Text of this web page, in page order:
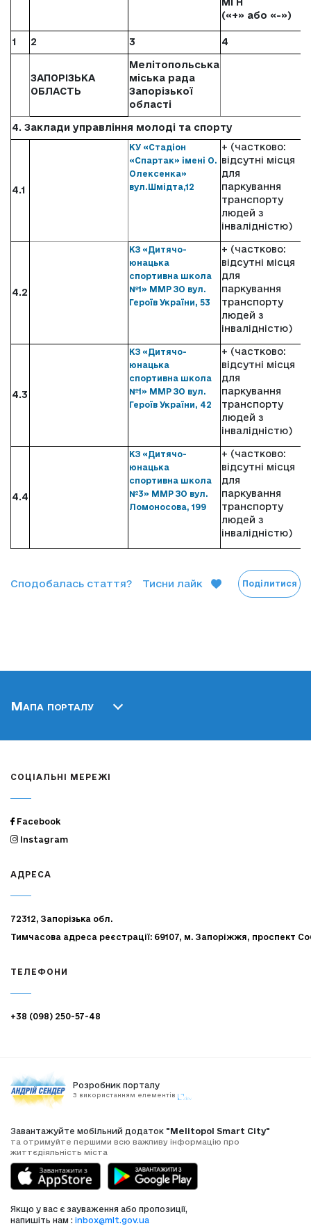
МГН
(«+» або «-»)
1 2 3 4
ЗАПОРІЗЬКА
ОБЛАСТЬ
Мелітопольська
міська рада
Запорізької
області
4. Заклади управління молоді та спорту
4.1
КУ «Стадіон
«Спартак» імені О.
Олексенка»
вул.Шмідта,12
+ (частково:
відсутні місця
для
паркування
транспорту
людей з
інвалідністю)
4.2
КЗ «Дитячо-
юнацька
спортивна школа
№1» ММР ЗО вул.
Героїв України, 53
+ (частково:
відсутні місця
для
паркування
транспорту
людей з
інвалідністю)
4.3
КЗ «Дитячо-
юнацька
спортивна школа
№1» ММР ЗО вул.
Героїв України, 42
+ (частково:
відсутні місця
для
паркування
транспорту
людей з
інвалідністю)
4.4
КЗ «Дитячо-
юнацька
спортивна школа
№3» ММР ЗО вул.
Ломоносова, 199
+ (частково:
відсутні місця
для
паркування
транспорту
людей з
інвалідністю)
Сподобалась стаття? Тисни лайк Поділитися
Мапа порталу
СОЦІАЛЬНІ МЕРЕЖІ
Facebook
Instagram
АДРЕСА
72312, Запорізька обл.
Тимчасова адреса реєстрації: 69107, м. Запоріжжя, проспект
ТЕЛЕФОНИ
+38 (098) 250-57-48
Розробник порталу
З використанням елементів
Завантажуйте мобільний додаток "Melitopol Smart City"
та отримуйте першими всю важливу інформацію про
життєдіяльність міста
Якщо у вас є зауваження або пропозиції,
напишіть нам : inbox@mlt.gov.ua